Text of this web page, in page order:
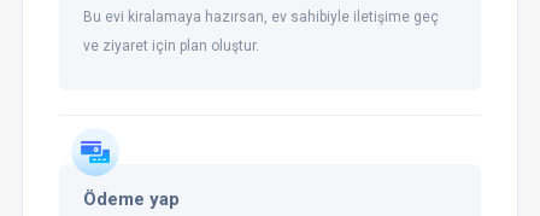
Bu evi kiralamaya hazırsan, ev sahibiyle iletişime geç
ve ziyaret için plan oluştur.
Ödeme yap